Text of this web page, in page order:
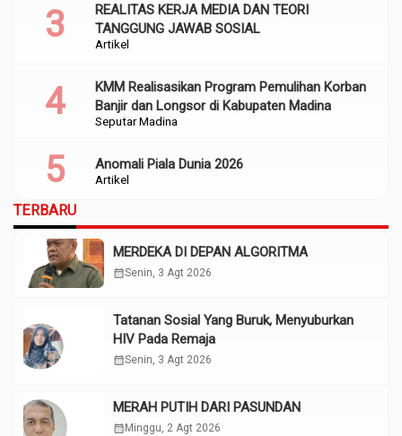
Artikel
REALITAS KERJA MEDIA DAN TEORI
TANGGUNG JAWAB SOSIAL
Seputar Madina
KMM Realisasikan Program Pemulihan Korban
Banjir dan Longsor di Kabupaten Madina
Artikel
Anomali Piala Dunia 2026
TERBARU
MERDEKA DI DEPAN ALGORITMA
calendar_monthSenin, 3 Agt 2026
Tatanan Sosial Yang Buruk, Menyuburkan
HIV Pada Remaja
calendar_monthSenin, 3 Agt 2026
MERAH PUTIH DARI PASUNDAN
calendar_monthMinggu, 2 Agt 2026